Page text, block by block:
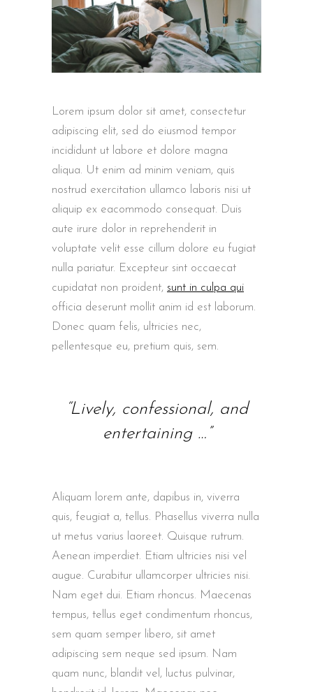
Lorem ipsum dolor sit amet, consectetur
adipiscing elit, sed do eiusmod tempor
incididunt ut labore et dolore magna
aliqua. Ut enim ad minim veniam, quis
nostrud exercitation ullamco laboris nisi ut
aliquip ex eacommodo consequat. Duis
aute irure dolor in reprehenderit in
voluptate velit esse cillum dolore eu fugiat
nulla pariatur. Excepteur sint occaecat
cupidatat non proident, sunt in culpa qui
officia deserunt mollit anim id est laborum.
Donec quam felis, ultricies nec,
pellentesque eu, pretium quis, sem.
“Lively, confessional, and
entertaining …”
Aliquam lorem ante, dapibus in, viverra
quis, feugiat a, tellus. Phasellus viverra nulla
ut metus varius laoreet. Quisque rutrum.
Aenean imperdiet. Etiam ultricies nisi vel
augue. Curabitur ullamcorper ultricies nisi.
Nam eget dui. Etiam rhoncus. Maecenas
tempus, tellus eget condimentum rhoncus,
sem quam semper libero, sit amet
adipiscing sem neque sed ipsum. Nam
quam nunc, blandit vel, luctus pulvinar,